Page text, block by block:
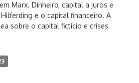
Marx. Dinheiro, capital a juros e
e o capital financeiro. A
sobre o capital fictício e crises